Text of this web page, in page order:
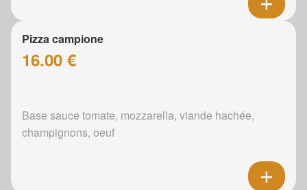
Pizza campione
16.00 €
Base sauce tomate, mozzarella, viande hachée,
champignons, oeuf